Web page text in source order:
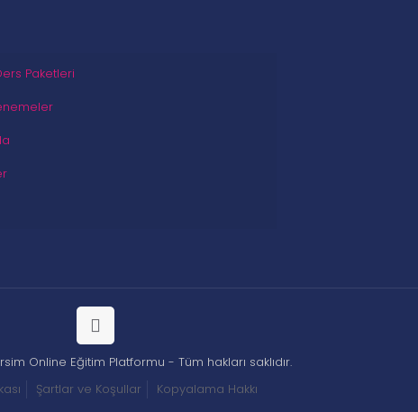
Paketleri
Online Eğitim Platformu - Tüm hakları saklıdır.
Şartlar ve Koşullar Kopyalama Hakkı